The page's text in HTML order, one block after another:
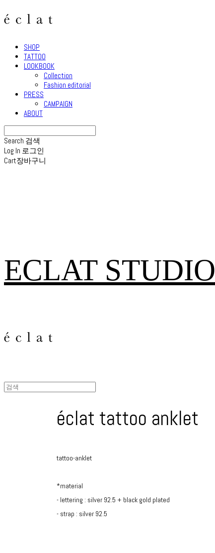
SHOP
TATTOO
LOOKBOOK
Collection
Fashion editorial
PRESS
CAMPAIGN
ABOUT
Search 검색
Log In 로그인
Cart장바구니
ECLAT STUDIO
éclat tattoo anklet
tattoo-anklet
*material
- lettering : silver 92.5 + black gold plated
- strap : silver 92.5